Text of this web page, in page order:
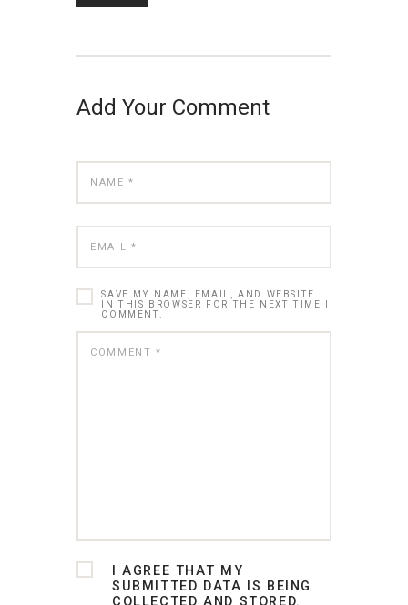
Add Your Comment
SAVE MY NAME, EMAIL, AND WEBSITE
IN THIS BROWSER FOR THE NEXT TIME I
COMMENT.
I AGREE THAT MY
SUBMITTED DATA IS BEING
COLLECTED AND STORED.